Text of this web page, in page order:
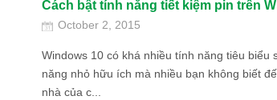
Cách bật tính năng tiết kiệm pin trên
October 2, 2015
Windows 10 có khá nhiều tính năng tiêu
năng nhỏ hữu ích mà nhiều bạn không biết
nhà của c...